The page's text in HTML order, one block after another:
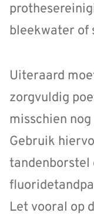
bleekwater of
Uiteraard
zorgvuldig
misschien
Gebruik
tandenborstel
Let vooral op